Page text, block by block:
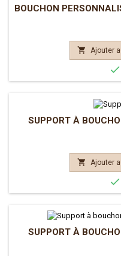
BOUCHON
 Ajouter

SUPPORT À
 Ajouter

SUPPORT À